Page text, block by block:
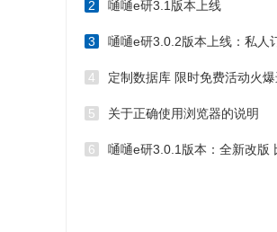
2 嗵嗵e研3.1版本上线
3 嗵嗵e研3.0.2版本上线：私人
4 定制数据库 限时免费活动火
5 关于正确使用浏览器的说明
6 嗵嗵e研3.0.1版本：全新改版